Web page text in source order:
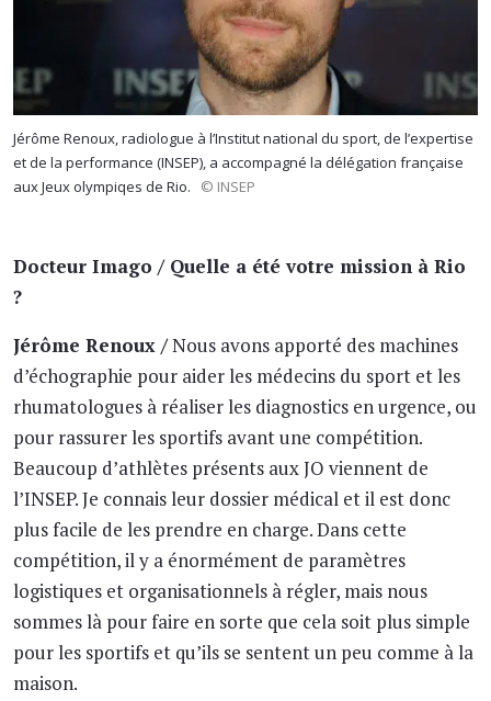
Jérôme Renoux, radiologue à l’Institut national du sport, de l’expertise
et de la performance (INSEP), a accompagné la délégation française
aux Jeux olympiqes de Rio.
© INSEP
Docteur Imago / Quelle a été votre mission à Rio
?
Jérôme Renoux /Nous avons apporté des machines
d’échographie pour aider les médecins du sport et les
rhumatologues à réaliser les diagnostics en urgence, ou
pour rassurer les sportifs avant une compétition.
Beaucoup d’athlètes présents aux JO viennent de
l’INSEP. Je connais leur dossier médical et il est donc
plus facile de les prendre en charge. Dans cette
compétition, il y a énormément de paramètres
logistiques et organisationnels à régler, mais nous
sommes là pour faire en sorte que cela soit plus simple
pour les sportifs et qu’ils se sentent un peu comme à la
maison.